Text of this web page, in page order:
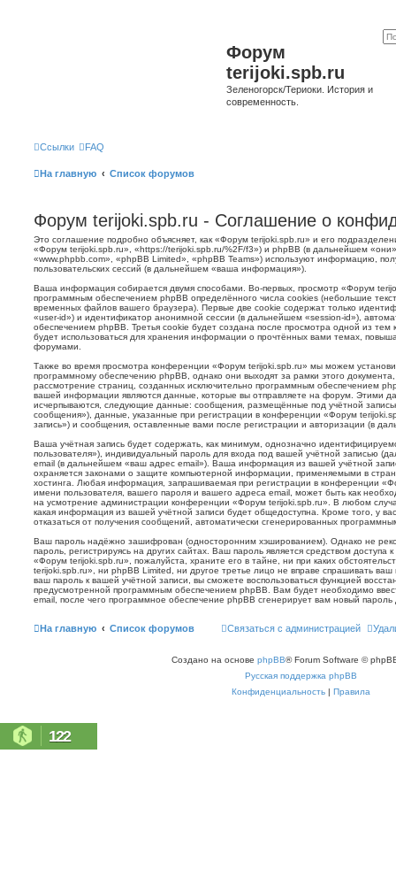
Форум
terijoki.spb.ru
Зеленогорск/Териоки. История и
современность.
Ссылки FAQ
На главную Список форумов
Форум terijoki.spb.ru - Соглашение о
Это соглашение подробно объясняет, как «Форум terijoki.spb.ru» и его
«Форум terijoki.spb.ru», «https://terijoki.spb.ru/%2F/f3») и phpBB (в дальнейшем
«www.phpbb.com», «phpBB Limited», «phpBB Teams») используют информацию,
пользовательских сессий (в дальнейшем «ваша информация»).
Ваша информация собирается двумя способами. Во-первых, просмотр «Форум
программным обеспечением phpBB определённого числа cookies (небольшие
временных файлов вашего браузера). Первые две cookie содержат только
«user-id») и идентификатор анонимной сессии (в дальнейшем «session-id»),
обеспечением phpBB. Третья cookie будет создана после просмотра одной из
будет использоваться для хранения информации о прочтённых вами темах,
форумами.
Также во время просмотра конференции «Форум terijoki.spb.ru» мы можем
программному обеспечению phpBB, однако они выходят за рамки этого документа,
рассмотрение страниц, созданных исключительно программным обеспечением
вашей информации являются данные, которые вы отправляете на форум. Этими
исчерпываются, следующие данные: сообщения, размещённые под учётной
сообщения»), данные, указанные при регистрации в конференции «Форум
запись») и сообщения, оставленные вами после регистрации и авторизации (в
Ваша учётная запись будет содержать, как минимум, однозначно
пользователя»), индивидуальный пароль для входа под вашей учётной записью
email (в дальнейшем «ваш адрес email»). Ваша информация из вашей учётной
охраняется законами о защите компьютерной информации, применяемыми в
хостинга. Любая информация, запрашиваемая при регистрации в конференции
имени пользователя, вашего пароля и вашего адреса email, может быть как
на усмотрение администрации конференции «Форум terijoki.spb.ru». В любом
какая информация из вашей учётной записи будет общедоступна. Кроме того, у
отказаться от получения сообщений, автоматически сгенерированных
Ваш пароль надёжно зашифрован (односторонним хэшированием). Однако не
пароль, регистрируясь на других сайтах. Ваш пароль является средством
«Форум terijoki.spb.ru», пожалуйста, храните его в тайне, ни при каких
terijoki.spb.ru», ни phpBB Limited, ни другое третье лицо не вправе спрашивать
ваш пароль к вашей учётной записи, вы сможете воспользоваться функцией
предусмотренной программным обеспечением phpBB. Вам будет необходимо
email, после чего программное обеспечение phpBB сгенерирует вам новый
На главную Список форумов Связаться с администрацией
Создано на основе phpBB® Forum Software ©
Русская поддержка phpBB
Конфиденциальность | Правила
122